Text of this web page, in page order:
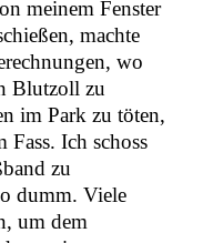
meinem Fenster
machte
wo
Blutzoll zu
im Park zu töten,
Fass. Ich schoss
zu
dumm. Viele
um dem